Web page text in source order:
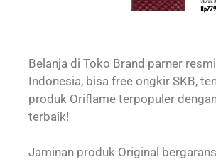
Belanja di Toko Brand parner
Indonesia, bisa free ongkir SKB,
produk Oriflame terpopuler
terbaik!
Jaminan produk Original